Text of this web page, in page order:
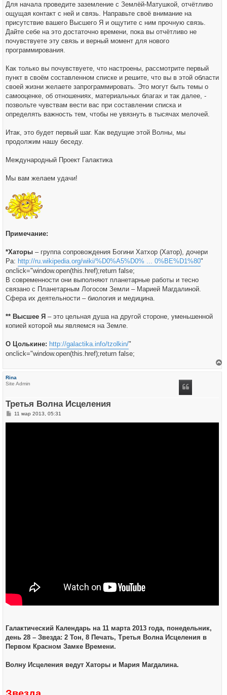
Для начала проведите заземление с Землёй-Матушкой, отчётливо
ощущая контакт с ней и связь. Направьте своё внимание на
присутствие вашего Высшего Я и ощутите с ним прочную связь.
Дайте себе на это достаточно времени, пока вы отчётливо не
почувствуете эту связь и верный момент для нового
программирования.
Как только вы почувствуете, что настроены, рассмотрите первый
пункт в своём составленном списке и решите, что вы в этой области
своей жизни желаете запрограммировать. Это могут быть темы о
самооценке, об отношениях, материальных благах и так далее, -
позвольте чувствам вести вас при составлении списка и
определять важность тем, чтобы не увязнуть в тысячах мелочей.
Итак, это будет первый шаг. Как ведущие этой Волны, мы
продолжим нашу беседу.
Международный Проект Галактика
Мы вам желаем удачи!
Примечание:
*Хаторы – группа сопровождения Богини Хатхор (Хатор), дочери
Ра: http://ru.wikipedia.org/wiki/%D0%A5%D0% ... 0%BE%D1%80"
onclick="window.open(this.href);return false;
В современности они выполняют планетарные работы и тесно
связано с Планетарным Логосом Земли – Марией Магдалиной.
Сфера их деятельности – биология и медицина.
** Высшее Я – это цельная душа на другой стороне, уменьшенной
копией которой мы являемся на Земле.
О Цолькине: http://galactika.info/tzolkin/"
onclick="window.open(this.href);return false;
Rina
Site Admin
Третья Волна Исцеления
С11 мар 2013, 05:31
Галактический Календарь на 11 марта 2013 года, понедельник,
день 28 – Звезда: 2 Тон, 8 Печать, Третья Волна Исцеления в
Первом Красном Замке Времени.
Волну Исцеления ведут Хаторы и Мария Магдалина.